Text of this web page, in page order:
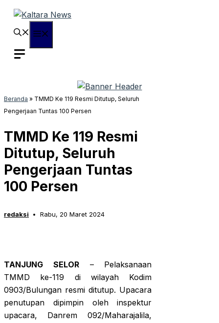
Langsung
Beranda » TMMD Ke 119 Resmi Ditutup, Seluruh
Pengerjaan Tuntas 100 Persen
TMMD Ke 119 Resmi
Ditutup, Seluruh
Pengerjaan Tuntas
100 Persen
redaksi Rabu, 20 Maret 2024
TANJUNG SELOR– Pelaksanaan
TMMD ke-119 di wilayah Kodim
0903/Bulungan resmi ditutup. Upacara
penutupan dipimpin oleh inspektur
upacara, Danrem 092/Maharajalila,